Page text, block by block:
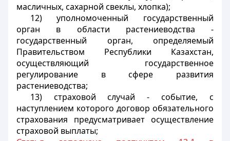
масличных, сахарной свеклы, хлопка);
12) уполномоченный государственный
орган в области растениеводства -
государственный орган, определяемый
Правительством Республики Казахстан,
осуществляющий государственное
регулирование в сфере развития
растениеводства;
13) страховой случай - событие, с
наступлением которого договор обязательного
страхования предусматривает осуществление
страховой выплаты;